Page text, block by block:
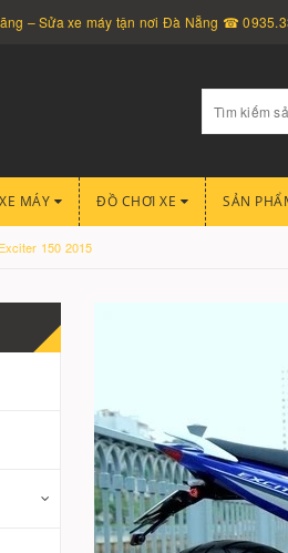
– Sửa xe máy tận nơi Đà Nẵng ☎
MÁY ĐỒ CHƠI XE SẢN
150 2015